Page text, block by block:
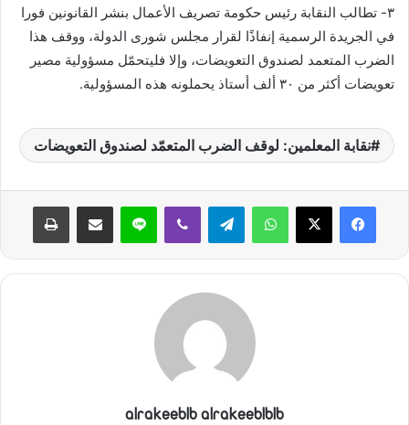
٣- تطالب النقابة رئيس حكومة تصريف الأعمال بنشر القانونين فورا
في الجريدة الرسمية إنفاذًا لقرار مجلس شورى الدولة، ووقف هذا
الضرب المتعمد لصندوق التعويضات، وإلا فليتحمّل مسؤولية مصير
تعويضات أكثر من ٣٠ ألف أستاذ يحملونه هذه المسؤولية.
نقابة المعلمين: لوقف الضرب المتعمّد لصندوق التعويضات
واتساب تيلقرام ڤايبر لاين مشاركة عبر البريد طباعة
alrakeeblb alrakeeblblb